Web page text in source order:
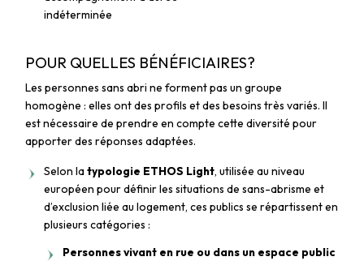
indéterminée
POUR QUELLES BÉNÉFICIAIRES?
Les personnes sans abri ne forment pas un groupe
homogène : elles ont des profils et des besoins très variés. Il
est nécessaire de prendre en compte cette diversité pour
apporter des réponses adaptées.
Selon latypologie ETHOS Light, utilisée au niveau
européen pour définir les situations de sans-abrisme et
d’exclusion liée au logement, ces publics se répartissent en
plusieurs catégories :
Personnes vivant en rue ou dans un espace public